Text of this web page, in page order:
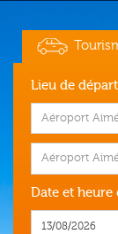
Lieu de
Aéroport
Aéroport
Date et heure